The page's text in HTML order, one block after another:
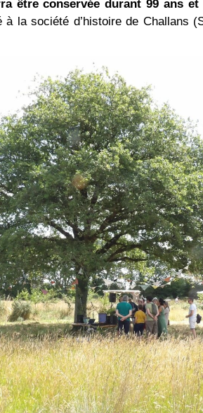
être conservée durant 99 ans
à la société d’histoire de Challans